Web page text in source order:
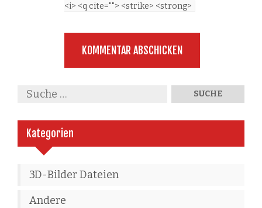
<i> <q cite=""> <strike> <strong>
Kategorien
3D-Bilder Dateien
Andere